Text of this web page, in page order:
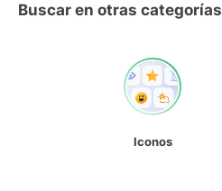
Buscar en otras categorías
Iconos